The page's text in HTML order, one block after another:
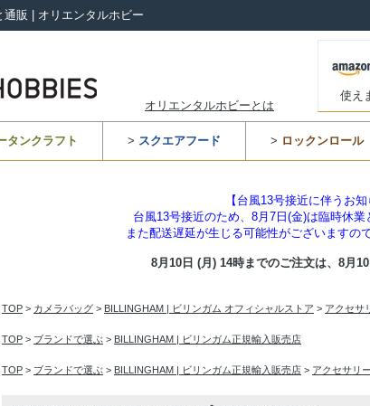
販 | オリエンタルホビー
オリエンタルホビーとは
使え
タンクラフト > スクエアフード > ロックンロール
【台風13号接近に伴うお知
台風13号接近のため、8月7日(金)は臨時休業
また配送遅延が生じる可能性がございますの
8月10日 (月) 14時までのご注文は、 8月
TOP > カメラバッグ > BILLINGHAM | ビリンガム オフィシャルストア > アクセサ
TOP > ブランドで選ぶ > BILLINGHAM | ビリンガム正規輸入販売店
TOP > ブランドで選ぶ > BILLINGHAM | ビリンガム正規輸入販売店 > アクセサリ